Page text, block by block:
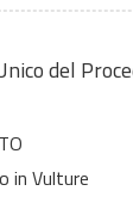
del
in Vulture